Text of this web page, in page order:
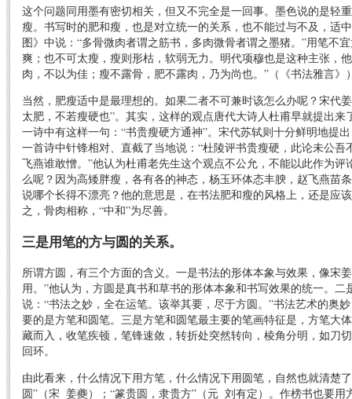
这个问题同用墨有密切相关，但又不完全是一回事。墨色说的是轻
瘦。书写时的肥和瘦，也是对立统一的关系，也不能过与不及，适
图》中说：“多骨微肉者谓之筋书，多肉微骨者谓之墨猪。”用笔不
爽；也不可太瘦，瘦则形枯，软弱无力。明代项穆也是这种主张，
肉，不以为佳；瘦不露骨，肥不露肉，乃为尚也。”（《书法雅言》
当然，肥瘦适中是最理想的。如果二者不可兼时该怎么办呢？宋代
太肥，不若瘦硬也”。其实，这样的观点唐代大诗人杜甫早就提出
一诗中有这样一句：“书贵瘦硬方通神”。宋代苏轼则十分鲜明地提
一首诗中针锋相对、直截了当地说：“杜陵评书贵瘦硬，此论未公吾
飞燕谁敢憎。”他认为杜甫老先生这个观点不公允，不能以此作为评
么呢？因为高矮胖瘦，各有各的神态，杨玉环体态丰腴，赵飞燕苗
说哪个长得不漂亮？他的意思是，在书法肥和瘦的风格上，还是应
之，骨肉相称，“中和”为尽善。
三是用笔的方与圆的关系。
所谓方圆，有三个方面的含义。一是书法的形体本象与效果，像宋
用。”他认为，方圆是真书和草书的形体本象和书写效果的统一。二
说：“书法之妙，全在运笔。该举其要，尽于方圆。”书法艺术的奥
要的是方笔和圆笔。三是方笔和圆笔最主要的笔画特征是，方笔大
藏而入，收笔疾顿，笔锋速敛，转折处突然转向，棱角分明，如刀
回环。
由此看来，什么情况下用方笔，什么情况下用圆笔，自然也就清楚
圆”（宋 姜夔）；“篆贵圆，隶贵方”（元 刘有定）。作榜书也要用